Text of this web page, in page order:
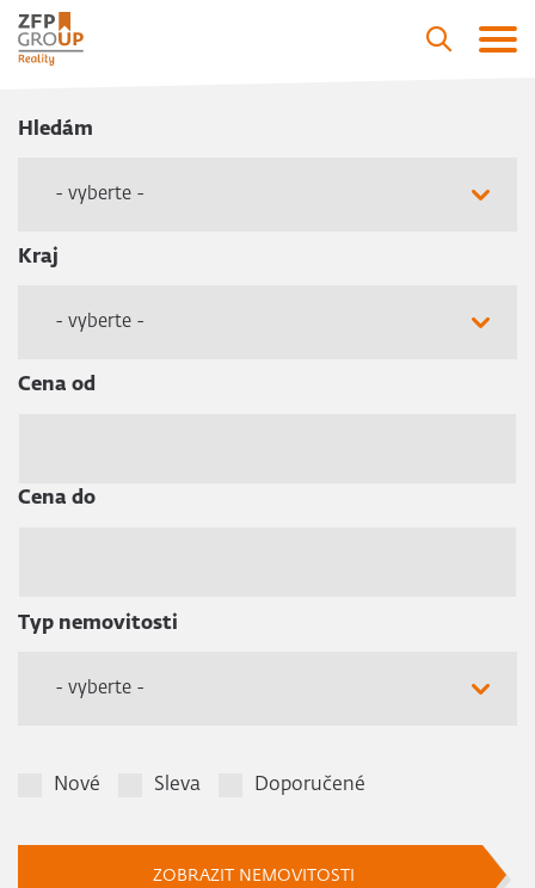
Hledám
- vyberte -
Kraj
- vyberte -
Cena od
Cena do
Typ nemovitosti
- vyberte -
Nové Sleva Doporučené
ZOBRAZIT NEMOVITOSTI